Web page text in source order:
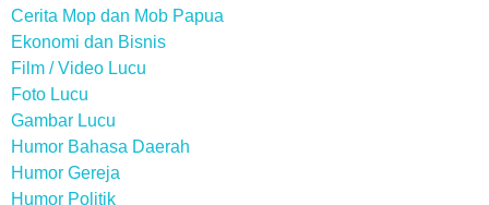
Cerita Mop dan Mob Papua
Ekonomi dan Bisnis
Film / Video Lucu
Foto Lucu
Gambar Lucu
Humor Bahasa Daerah
Humor Gereja
Humor Politik